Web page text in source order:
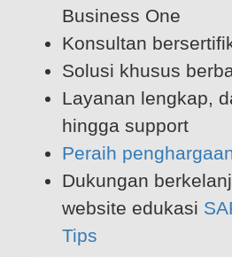
Business One
Konsultan
Solusi khusus
Layanan lengkap,
hingga support
Peraih
Dukungan
website edukasi
Tips